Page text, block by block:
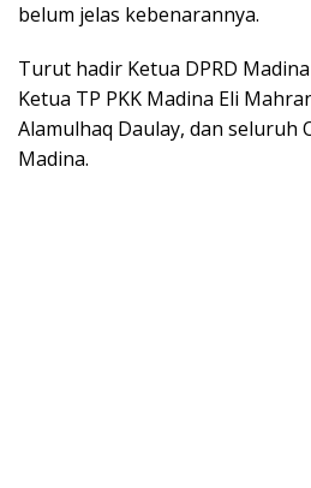
belum jelas kebenarannya.
Turut hadir Ketua DPRD
Ketua TP PKK Madina Eli
Alamulhaq Daulay, dan seluruh
Madina.